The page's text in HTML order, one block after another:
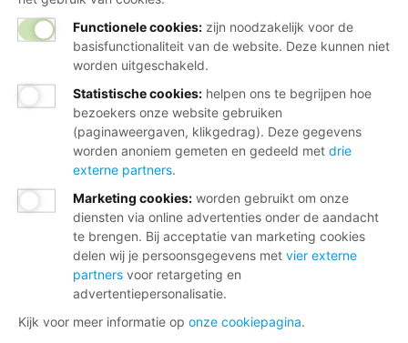
Functionele cookies: zijn noodzakelijk voor de
basisfunctionaliteit van de website. Deze kunnen niet
worden uitgeschakeld.
Statistische cookies: helpen ons te begrijpen hoe
bezoekers onze website gebruiken
(paginaweergaven, klikgedrag). Deze gegevens
worden anoniem gemeten en gedeeld met drie
externe partners.
Marketing cookies: worden gebruikt om onze
diensten via online advertenties onder de aandacht
te brengen. Bij acceptatie van marketing cookies
delen wij je persoonsgegevens met vier externe
partners voor retargeting en
advertentiepersonalisatie.
Kijk voor meer informatie op onze cookiepagina.